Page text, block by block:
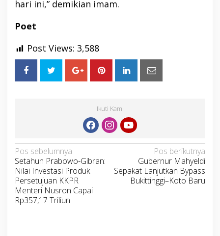
hari ini,” demikian imam.
Poet
Post Views: 3,588
Ikuti Kami
Navigasi
pos
Pos sebelumnya
Setahun Prabowo-Gibran:
Nilai Investasi Produk
Persetujuan KKPR
Menteri Nusron Capai
Rp357,17 Triliun
Pos berikutnya
Gubernur Mahyeldi
Sepakat Lanjutkan Bypass
Bukittinggi–Koto Baru